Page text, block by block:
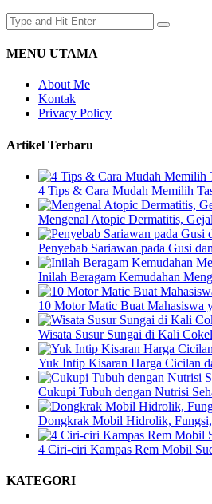
MENU UTAMA
About Me
Kontak
Privacy Policy
Artikel Terbaru
4 Tips & Cara Mudah Memilih
Mengenal Atopic Dermatitis,
Penyebab Sariawan pada Gusi
Inilah Beragam Kemudahan
10 Motor Matic Buat Mahasiswa
Wisata Susur Sungai di Kali
Yuk Intip Kisaran Harga Cicilan
Cukupi Tubuh dengan Nutrisi
Dongkrak Mobil Hidrolik,
4 Ciri-ciri Kampas Rem Mobil
KATEGORI